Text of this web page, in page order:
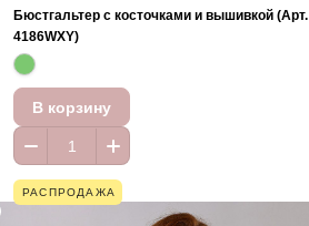
Бюстгальтер с косточками и вышивкой (Арт.
4186WXY)
В корзину
РАСПРОДАЖА